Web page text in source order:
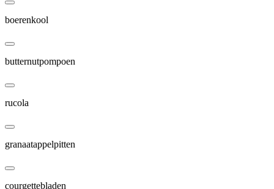
boerenkool
butternutpompoen
rucola
granaatappelpitten
courgettebladen